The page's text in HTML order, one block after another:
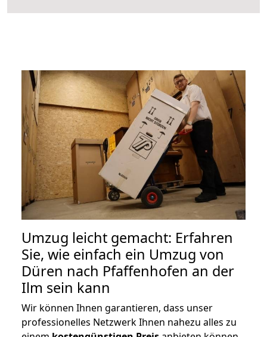
Umzug leicht gemacht: Erfahren
Sie, wie einfach ein Umzug von
Düren nach Pfaffenhofen an der
Ilm sein kann
Wir können Ihnen garantieren, dass unser
professionelles Netzwerk Ihnen nahezu alles zu